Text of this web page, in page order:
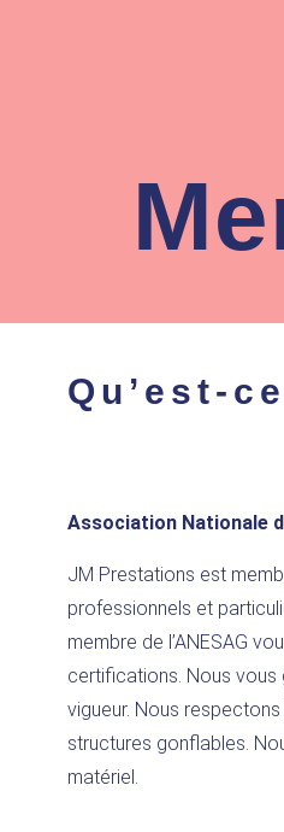
Qu’est-
Association Nationale
JM Prestations est
professionnels et
membre de l’ANESAG
certifications. Nous vous
vigueur. Nous
structures gonflables.
matériel.